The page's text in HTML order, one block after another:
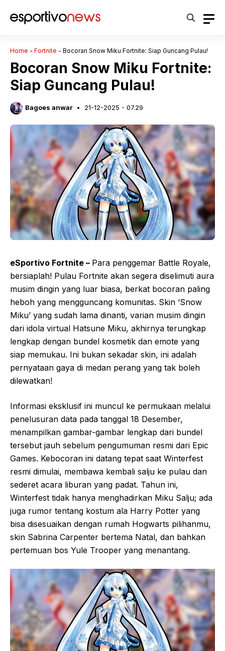
Home - Fortnite - Bocoran Snow Miku Fortnite: Siap Guncang Pulau!
Bocoran Snow Miku Fortnite:
Siap Guncang Pulau!
Bagoes anwar 21-12-2025 - 07.29
eSportivo Fortnite – Para penggemar Battle Royale,
bersiaplah! Pulau Fortnite akan segera diselimuti aura
musim dingin yang luar biasa, berkat bocoran paling
heboh yang mengguncang komunitas. Skin ‘Snow
Miku’ yang sudah lama dinanti, varian musim dingin
dari idola virtual Hatsune Miku, akhirnya terungkap
lengkap dengan bundel kosmetik dan emote yang
siap memukau. Ini bukan sekadar skin, ini adalah
pernyataan gaya di medan perang yang tak boleh
dilewatkan!
Informasi eksklusif ini muncul ke permukaan melalui
penelusuran data pada tanggal 18 Desember,
menampilkan gambar-gambar lengkap dari bundel
tersebut jauh sebelum pengumuman resmi dari Epic
Games. Kebocoran ini datang tepat saat Winterfest
resmi dimulai, membawa kembali salju ke pulau dan
sederet acara liburan yang padat. Tahun ini,
Winterfest tidak hanya menghadirkan Miku Salju; ada
juga rumor tentang kostum ala Harry Potter yang
bisa disesuaikan dengan rumah Hogwarts pilihanmu,
skin Sabrina Carpenter bertema Natal, dan bahkan
pertemuan bos Yule Trooper yang menantang.